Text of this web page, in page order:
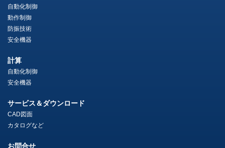
自動化制御
動作制御
防振技術
安全機器
計算
自動化制御
安全機器
サービス＆ダウンロード
CAD図面
カタログなど
お問合せ